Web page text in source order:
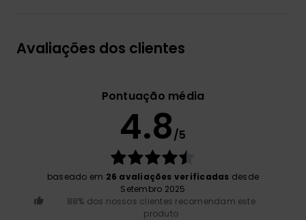
Avaliações dos clientes
Pontuação média
4.8/5
baseado em 26 avaliações verificadas desde
Setembro 2025
88% dos nossos clientes recomendam este
produto